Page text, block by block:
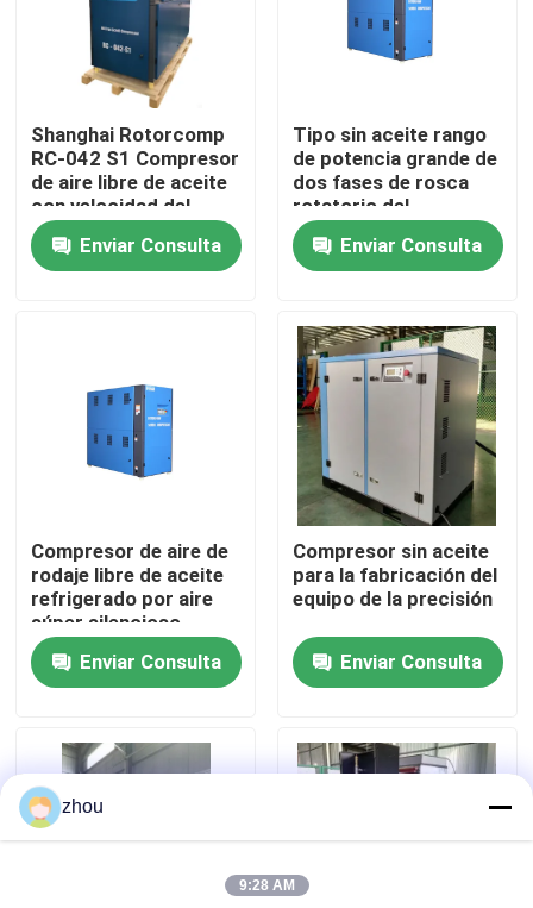
Hogar
Sobre nosotros
Control de calidad
Éntrenos en contacto con
Noticias
Casos
Shanghai Rotorcomp
RC-042 S1 Compresor
de aire libre de aceite
con velocidad del
motor de 2890 min
Enviar Consulta
Tipo sin aceite rango
de potencia grande de
dos fases de rosca
rotatorio del
compresor de aire
Enviar Consulta
Compresor de aire de
rodaje libre de aceite
refrigerado por aire
súper silencioso
Enviar Consulta
Compresor sin aceite
para la fabricación del
equipo de la precisión
Enviar Consulta
zhou
9:28 AM